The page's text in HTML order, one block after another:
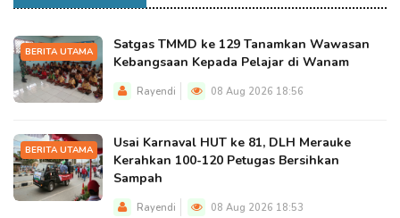
BERITA UTAMA
Satgas TMMD ke 129 Tanamkan Wawasan
Kebangsaan Kepada Pelajar di Wanam
Rayendi 08 Aug 2026 18:56
BERITA UTAMA
Usai Karnaval HUT ke 81, DLH Merauke
Kerahkan 100-120 Petugas Bersihkan
Sampah
Rayendi 08 Aug 2026 18:53